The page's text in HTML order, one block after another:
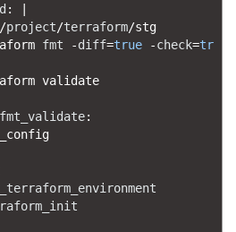
:
/project/terraform/stg
fmt -diff=true -check=tr
validate
: